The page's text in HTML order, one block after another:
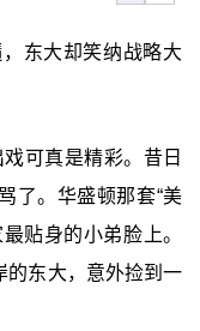
东大却笑纳战略大
可真是精彩。昔日
了。华盛顿那套“美
贴身的小弟脸上。
的东大，意外捡到一